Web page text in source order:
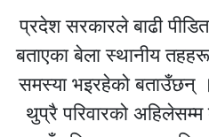
प्रदेश सरकारले बाढी
बताएका बेला स्थानीय
समस्या भइरहेको बताउँछन्
थुप्रै परिवारको